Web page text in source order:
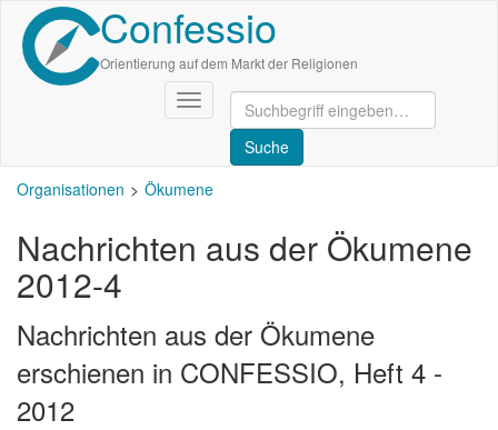
Direkt
zum
Inhalt
Confessio
Orientierung auf dem Markt der Religionen
Navigation
aktivieren/deaktivieren
Organisationen Ökumene
Nachrichten aus der Ökumene
2012-4
Nachrichten aus der Ökumene
erschienen in CONFESSIO, Heft 4 -
2012